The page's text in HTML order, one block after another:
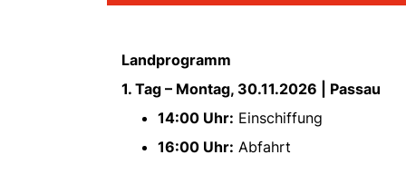
Landprogramm
1. Tag – Montag, 30.11.2026 | Passau
14:00 Uhr: Einschiffung
16:00 Uhr: Abfahrt